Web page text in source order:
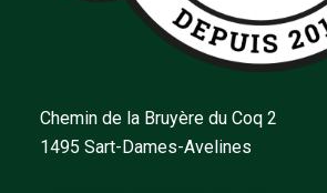
Chemin de la Bruyère du Coq 2
1495 Sart-Dames-Avelines